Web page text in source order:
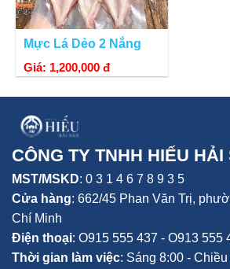
Mực Lá Dẻo 2 Nắng
Giá: 1,200,000 đ
CÔNG TY TNHH HIẾU HẢI
MST/MSKD: 0 3 1 4 6 7 8 9 3 5
Cửa hàng: 662/45 Phan Văn Trị,
Chí Minh
Điện thoại: O915 555 437 - O913 555
Thời gian làm việc: Sáng 8:00 -